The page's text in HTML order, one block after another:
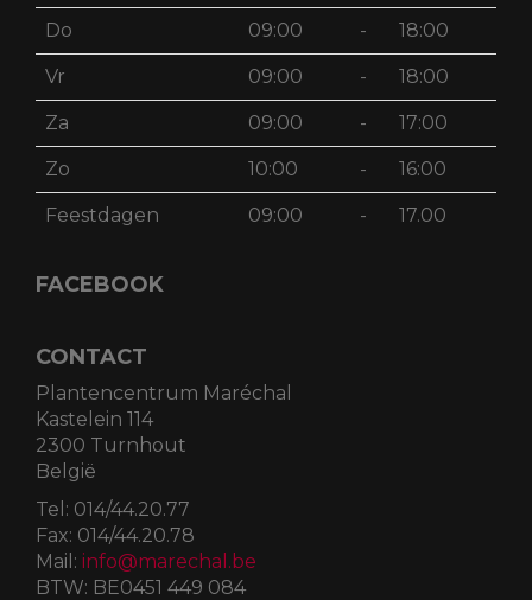
Do 09:00 - 18:00
Vr 09:00 - 18:00
Za 09:00 - 17:00
Zo 10:00 - 16:00
Feestdagen 09:00 - 17.00
FACEBOOK
CONTACT
Plantencentrum Maréchal
Kastelein 114
2300 Turnhout
België
Tel: 014/44.20.77
Fax: 014/44.20.78
Mail: info@marechal.be
BTW: BE0451 449 084